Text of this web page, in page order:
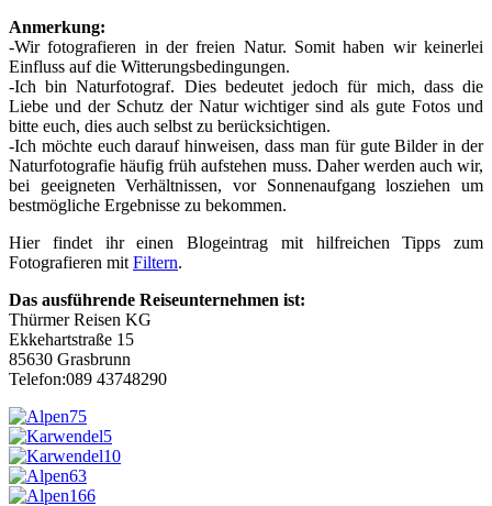
Anmerkung:
-Wir fotografieren in der freien Natur. Somit haben wir keinerlei
Einfluss auf die Witterungsbedingungen.
-Ich bin Naturfotograf. Dies bedeutet jedoch für mich, dass die
Liebe und der Schutz der Natur wichtiger sind als gute Fotos und
bitte euch, dies auch selbst zu berücksichtigen.
-Ich möchte euch darauf hinweisen, dass man für gute Bilder in der
Naturfotografie häufig früh aufstehen muss. Daher werden auch wir,
bei geeigneten Verhältnissen, vor Sonnenaufgang losziehen um
bestmögliche Ergebnisse zu bekommen.
Hier findet ihr einen Blogeintrag mit hilfreichen Tipps zum
Fotografieren mit Filtern.
Das ausführende Reiseunternehmen ist:
Thürmer Reisen KG
Ekkehartstraße 15
85630 Grasbrunn
Telefon:089 43748290